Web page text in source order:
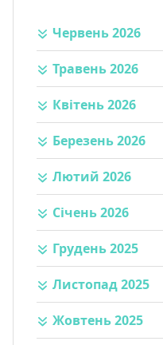
Червень 2026
Травень 2026
Квітень 2026
Березень 2026
Лютий 2026
Січень 2026
Грудень 2025
Листопад 2025
Жовтень 2025